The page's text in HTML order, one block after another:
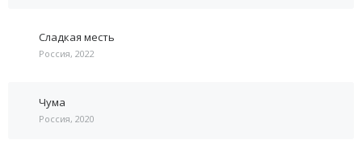
Сладкая месть
Россия, 2022
Чума
Россия, 2020